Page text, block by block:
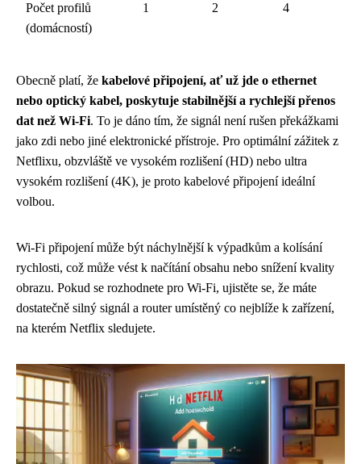
Počet profilů
(domácností)
1 2 4
Obecně platí, že kabelové připojení, ať už jde o ethernet
nebo optický kabel, poskytuje stabilnější a rychlejší přenos
dat než Wi-Fi. To je dáno tím, že signál není rušen překážkami
jako zdi nebo jiné elektronické přístroje. Pro optimální zážitek z
Netflixu, obzvláště ve vysokém rozlišení (HD) nebo ultra
vysokém rozlišení (4K), je proto kabelové připojení ideální
volbou.
Wi-Fi připojení může být náchylnější k výpadkům a kolísání
rychlosti, což může vést k načítání obsahu nebo snížení kvality
obrazu. Pokud se rozhodnete pro Wi-Fi, ujistěte se, že máte
dostatečně silný signál a router umístěný co nejblíže k zařízení,
na kterém Netflix sledujete.